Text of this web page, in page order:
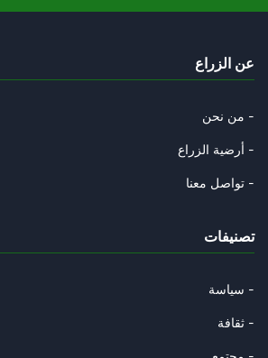
عن الزراع
من نحن -
أرضية الزراع -
تواصل معنا -
تصنيفات
سياسة -
ثقافة -